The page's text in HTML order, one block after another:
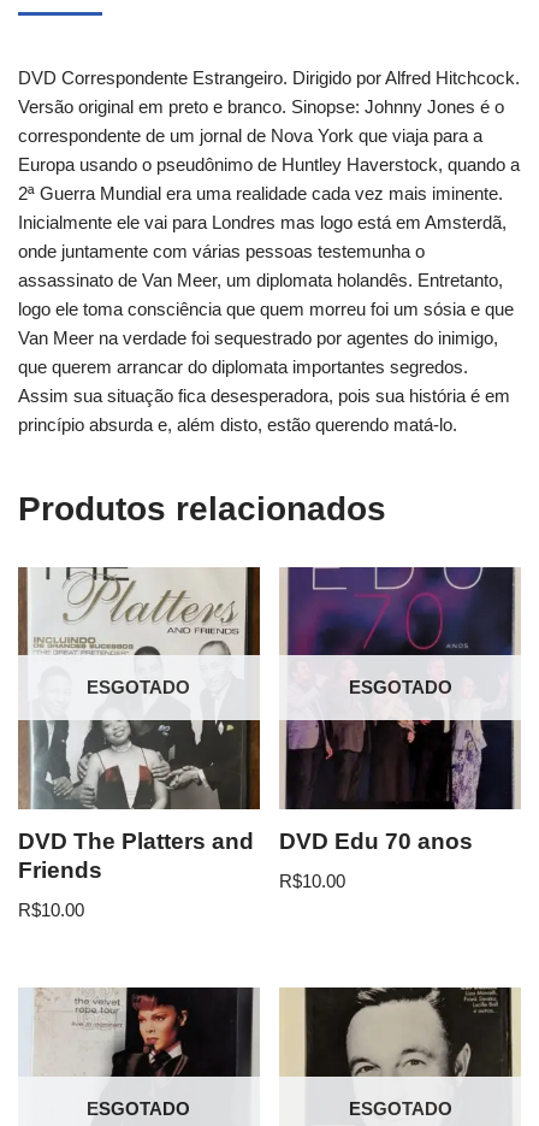
DVD Correspondente Estrangeiro. Dirigido por Alfred Hitchcock.
Versão original em preto e branco. Sinopse: Johnny Jones é o
correspondente de um jornal de Nova York que viaja para a
Europa usando o pseudônimo de Huntley Haverstock, quando a
2ª Guerra Mundial era uma realidade cada vez mais iminente.
Inicialmente ele vai para Londres mas logo está em Amsterdã,
onde juntamente com várias pessoas testemunha o
assassinato de Van Meer, um diplomata holandês. Entretanto,
logo ele toma consciência que quem morreu foi um sósia e que
Van Meer na verdade foi sequestrado por agentes do inimigo,
que querem arrancar do diplomata importantes segredos.
Assim sua situação fica desesperadora, pois sua história é em
princípio absurda e, além disto, estão querendo matá-lo.
Produtos relacionados
ESGOTADO
DVD The Platters and
Friends
R$10.00
ESGOTADO
DVD Edu 70 anos
R$10.00
ESGOTADO ESGOTADO